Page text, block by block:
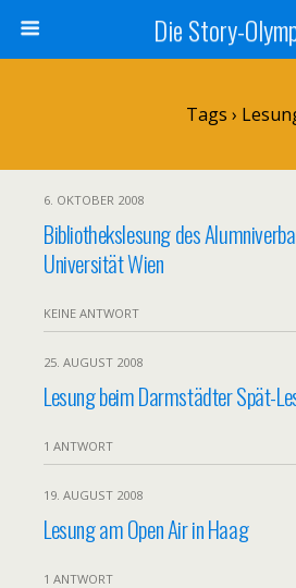
Die Story-
Tags ›
6. OKTOBER 2008
Bibliothekslesung des
Universität Wien
KEINE ANTWORT
25. AUGUST 2008
Lesung beim Darmstädter Spät-
1 ANTWORT
19. AUGUST 2008
Lesung am Open Air in Haag
1 ANTWORT